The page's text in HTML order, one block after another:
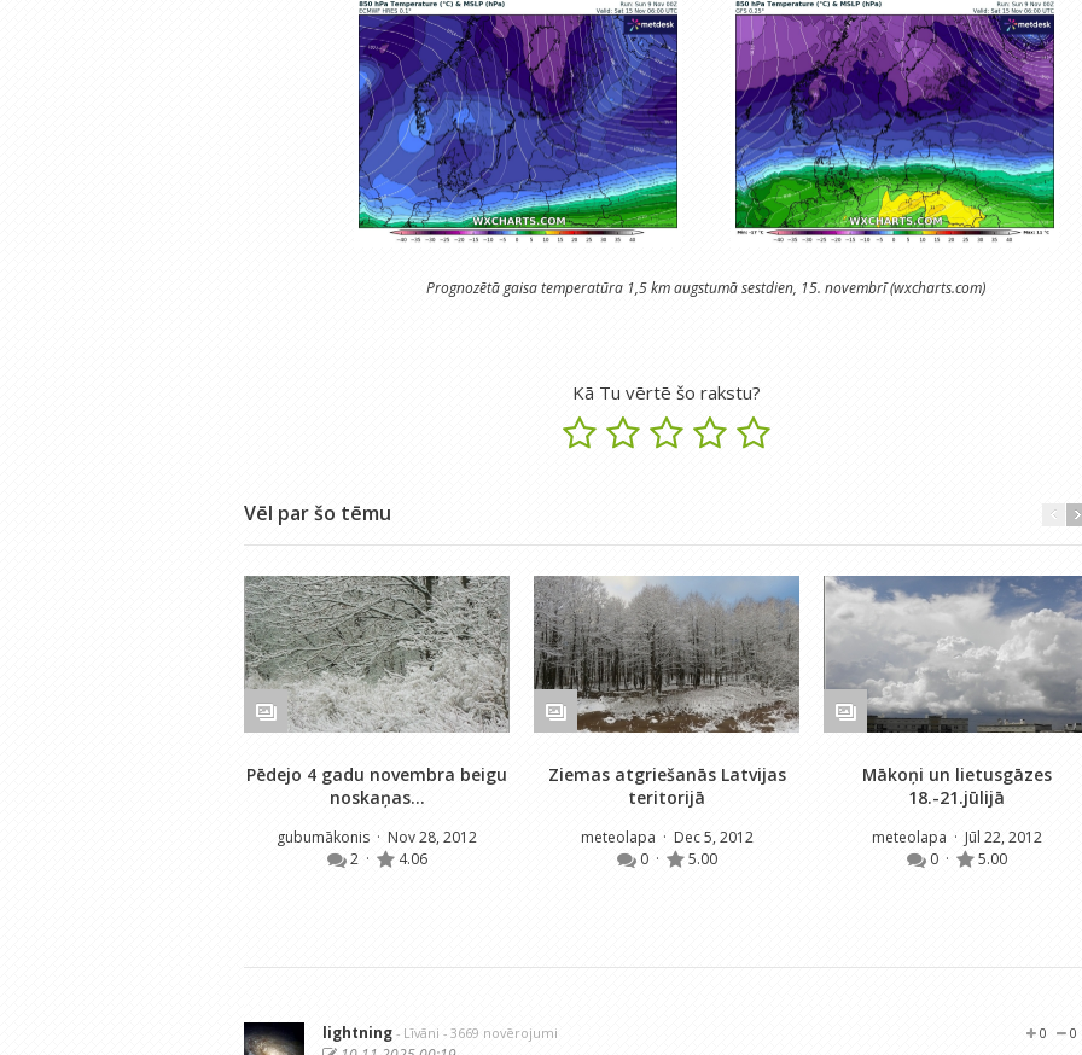
Prognozētā gaisa temperatūra 1,5 km augstumā sestdien, 15. novembrī (wxcharts.com)
Kā Tu vērtē šo rakstu?
Vēl par šo tēmu
Pēdejo 4 gadu novembra beigu
noskaņas...
gubumākonis · Nov 28, 2012
2 · 4.06
Ziemas atgriešanās Latvijas
teritorijā
meteolapa · Dec 5, 2012
0 · 5.00
Mākoņi un lietusgāzes
18.-21.jūlijā
meteolapa · Jūl 22, 2012
0 · 5.00
lightning - Līvāni - 3669 novērojumi 0
0